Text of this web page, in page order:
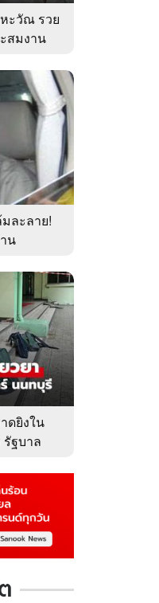
ะวัณ รวย
สมงาน
ละลาย!
น
ดยิงใน
ฐบาล